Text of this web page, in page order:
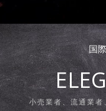
国
小売業者、流通業